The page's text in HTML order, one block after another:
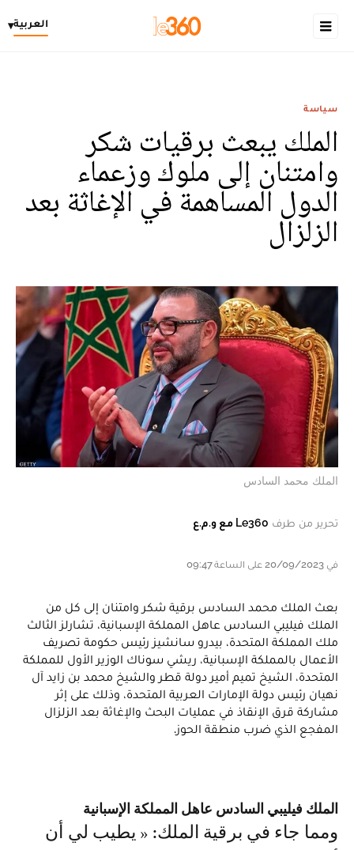
العربية▾
سياسة
الملك يبعث برقيات شكر
وامتنان إلى ملوك وزعماء
الدول المساهمة في الإغاثة بعد
الزلزال
الملك محمد السادس
تحرير من طرف Le360 مع و.م.ع
في 20/09/2023 على الساعة 09:47
بعث الملك محمد السادس برقية شكر وامتنان إلى كل من
الملك فيليبي السادس عاهل المملكة الإسبانية، تشارلز الثالث
ملك المملكة المتحدة، بيدرو سانشيز رئيس حكومة تصريف
الأعمال بالمملكة الإسبانية، ريشي سوناك الوزير الأول للمملكة
المتحدة، الشيخ تميم أمير دولة قطر والشيخ محمد بن زايد آل
نهيان رئيس دولة الإمارات العربية المتحدة، وذلك على إثر
مشاركة قرق الإنقاذ في عمليات البحث والإغاثة بعد الزلزال
المفجع الذي ضرب منطقة الحوز.
الملك فيليبي السادس عاهل المملكة الإسبانية
ومما جاء في برقية الملك: « يطيب لي أن